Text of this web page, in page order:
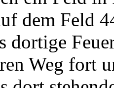
dem Feld
dortige
Weg fort